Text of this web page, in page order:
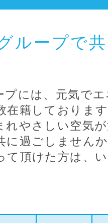
ループで
プには、元気で
在籍しておりま
れやさしい空気
に過ごしません
て頂けた方は、